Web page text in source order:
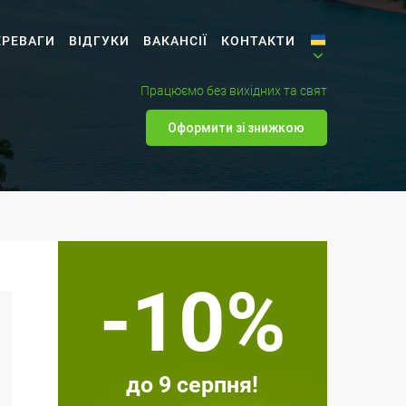
ВІДГУКИ ВАКАНСІЇ КОНТАКТИ
Працюємо без вихідних та свят
Оформити зі знижкою
-10%
до 9 серпня!